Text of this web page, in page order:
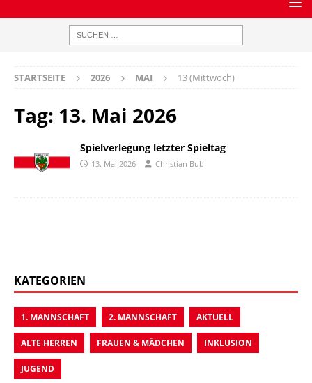
STARTSEITE 2026 MAI 13 (Mittwoch)
Tag: 13. Mai 2026
Spielverlegung letzter Spieltag
13. Mai 2026 Christian Bub
KATEGORIEN
1. MANNSCHAFT 2. MANNSCHAFT AKTUELL
ALTE HERREN FRAUEN & MÄDCHEN INKLUSION
JUGEND